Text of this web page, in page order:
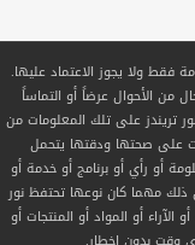
فقط ولا يجوز الاعتماد عليها.
من الأحوال عرضاً أو التماساً
تريندز على تلك المعلومات من
على صحتها ودقتها يتحمل
أو رأي أو برنامج أو خدمة أو
ذلك مهما كان نوعها تحتفظ نور
أو المواد أو المنتجات أو